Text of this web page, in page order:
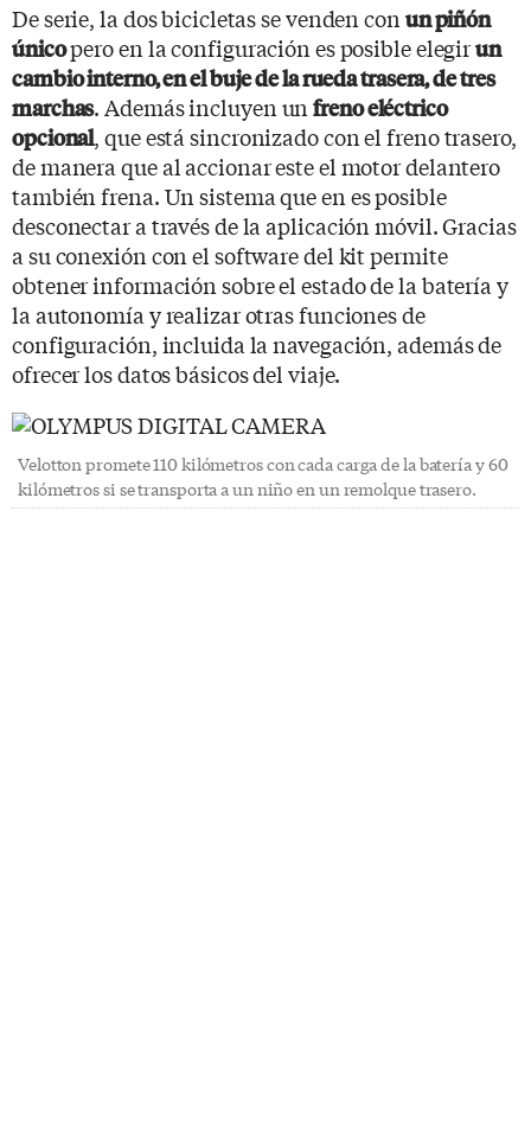
De serie, la dos bicicletas se venden con un piñón
únicopero en la configuración es posible elegirun
cambio interno, en el buje de la rueda trasera, de tres
marchas. Además incluyen unfreno eléctrico
opcional, que está sincronizado con el freno trasero,
de manera que al accionar este el motor delantero
también frena. Un sistema que en es posible
desconectar a través de la aplicación móvil. Gracias
a su conexión con el software del kit permite
obtener información sobre el estado de la batería y
la autonomía y realizar otras funciones de
configuración, incluida la navegación, además de
ofrecer los datos básicos del viaje.
Velotton promete 110 kilómetros con cada carga de la batería y 60
kilómetros si se transporta a un niño en un remolque trasero.